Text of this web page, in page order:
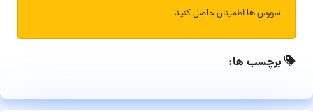
سورس ها اطمینان حاصل کنید
برچسب ها: